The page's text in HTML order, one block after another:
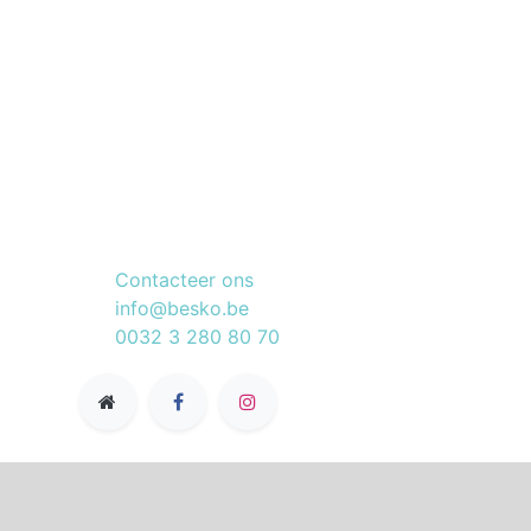
Contacteer ons
info@besko.be
0032 3 280 80 70